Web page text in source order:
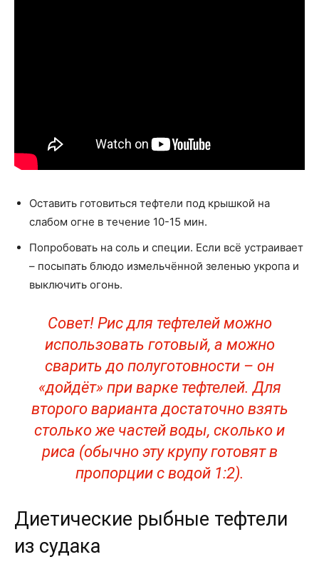
Оставить готовиться тефтели под крышкой на
слабом огне в течение 10-15 мин.
Попробовать на соль и специи. Если всё устраивает
– посыпать блюдо измельчённой зеленью укропа и
выключить огонь.
Совет! Рис для тефтелей можно
использовать готовый, а можно
сварить до полуготовности – он
«дойдёт» при варке тефтелей. Для
второго варианта достаточно взять
столько же частей воды, сколько и
риса (обычно эту крупу готовят в
пропорции с водой 1:2).
Диетические рыбные тефтели
из судака